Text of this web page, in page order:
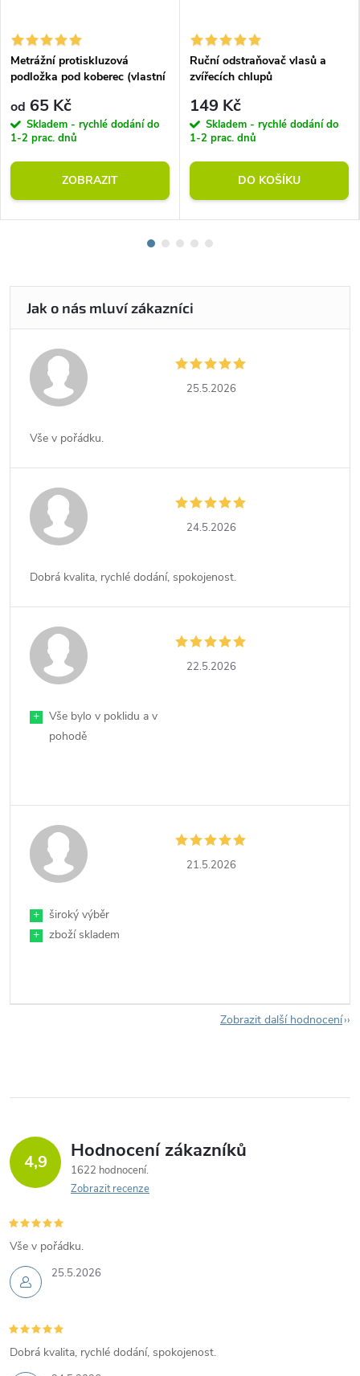
Metrážní protiskluzová
podložka pod koberec (vlastní
od 65 Kč
Skladem - rychlé dodání do
1-2 prac. dnů
ZOBRAZIT
Ruční odstraňovač vlasů a
zvířecích chlupů
149 Kč
Skladem - rychlé dodání do
1-2 prac. dnů
DO KOŠÍKU
25.5.2026
Vše v pořádku.
24.5.2026
Dobrá kvalita, rychlé dodání, spokojenost.
22.5.2026
+
Vše bylo v poklidu a v
pohodě
21.5.2026
+
široký výběr
+
zboží skladem
Zobrazit další hodnocení
4,9 Hodnocení zákazníků
1622 hodnocení
Zobrazit recenze
25.5.2026
Vše v pořádku.
Dobrá kvalita, rychlé dodání, spokojenost.